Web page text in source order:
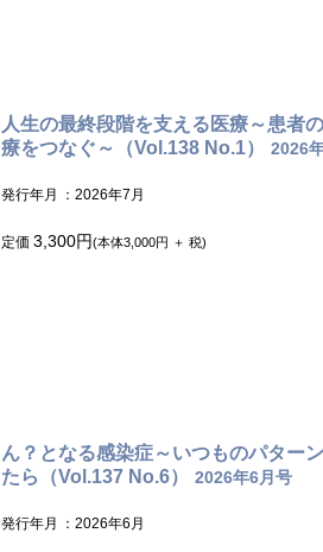
人生の最終段階を支える医療～患者
療をつなぐ～（Vol.138 No.1）
2026
発行年月 ：2026年7月
定価 3,300円(本体3,000円 ＋ 税)
ん？となる感染症～いつものパター
たら（Vol.137 No.6）
2026年6月号
発行年月 ：2026年6月